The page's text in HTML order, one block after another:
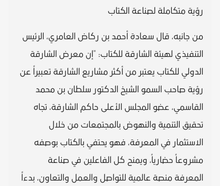
رؤية متكاملة لصناعة الكتاب
من جانبه، قال سعادة أحمد بن ركاض العامري، الرئيس
التنفيذي لهيئة الشارقة للكتاب: "إن معرض الشارقة
الدولي للكتاب يعتبر من أكثر مشاريع الشارقة تعبيراً عن
رؤية صاحب السمو الشيخ الدكتور سلطان بن محمد
القاسمي، عضو المجلس الأعلى حاكم الشارقة، تجاه
تحقيق التنمية والنهوض بالمجتمعات من خلال
الاستثمار في المعرفة، فهو يحتفي بالكتاب بوصفه
مشروعاً حضارياً، ويمنح كل الفاعلين في صناعة
المعرفة منصة عالمية للتواصل والعمل والتعاون، بدءاً